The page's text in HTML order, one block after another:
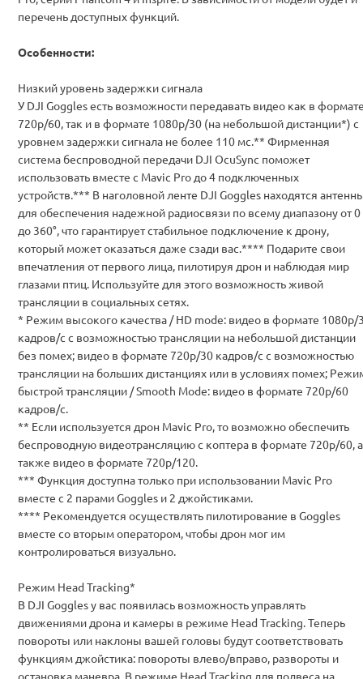
перечень доступных функций.
Особенности:
Низкий уровень задержки сигнала
У DJI Goggles есть возможности передавать видео как в
720p/60, так и в формате 1080p/30 (на небольшой дистанции*) с
уровнем задержки сигнала не более 110 мс.** Фирменная
система беспроводной передачи DJI OcuSync поможет
использовать вместе с Mavic Pro до 4 подключенных
устройств.*** В наголовной ленте DJI Goggles находятся
для обеспечения надежной радиосвязи по всему диапазону от 0
до 360°, что гарантирует стабильное подключение к дрону,
который может оказаться даже сзади вас.**** Подарите свои
впечатления от первого лица, пилотируя дрон и наблюдая мир
глазами птиц. Используйте для этого возможность живой
трансляции в социальных сетях.
* Режим высокого качества / HD mode: видео в формате 1080p/
кадров/с с возможностью трансляции на небольшой дистанции
без помех; видео в формате 720p/30 кадров/с с возможностью
трансляции на больших дистанциях или в условиях помех;
быстрой трансляции / Smooth Mode: видео в формате 720p/60
кадров/с.
** Если используется дрон Mavic Pro, то возможно обеспечить
беспроводную видеотрансляцию с коптера в формате 720p/60, а
также видео в формате 720p/120.
*** Функция доступна только при использовании Mavic Pro
вместе с 2 парами Goggles и 2 джойстиками.
**** Рекомендуется осуществлять пилотирование в Goggles
вместе со вторым оператором, чтобы дрон мог им
контролироваться визуально.
Режим Head Tracking*
В DJI Goggles у вас появилась возможность управлять
движениями дрона и камеры в режиме Head Tracking. Теперь
повороты или наклоны вашей головы будут соответствовать
функциям джойстика: повороты влево/вправо, развороты и
остановка маневра. В режиме Head Tracking для подвеса на